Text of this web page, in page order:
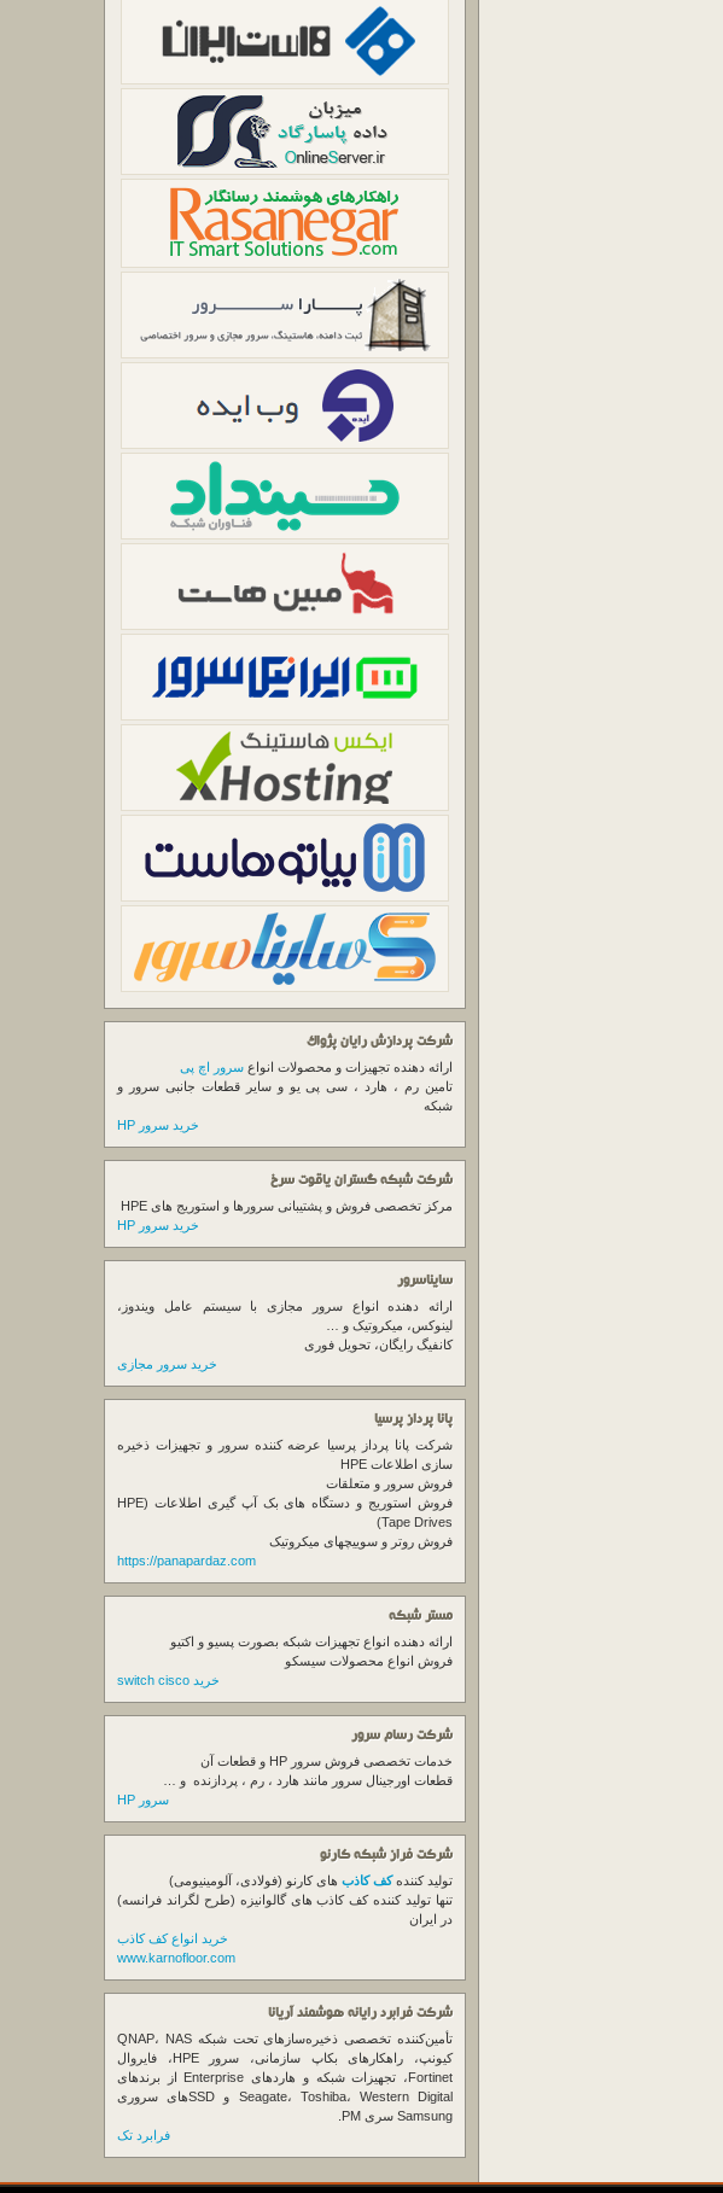
شرکت پردازش رایان پژواک
ارائه دهنده تجهیزات و محصولات انواع سرور اچ پی
تامین رم ، هارد ، سی پی یو و سایر قطعات جانبی سرور و
شبکه
خرید سرور HP
شرکت شبکه گستران یاقوت سرخ
مرکز تخصصی فروش و پشتیبانی سرورها و استوریج های HPE
خرید سرور HP
سایناسرور
ارائه دهنده انواع سرور مجازی با سیستم عامل ویندوز،
لینوکس، میکروتیک و …
کانفیگ رایگان، تحویل فوری
خرید سرور مجازی
پانا پرداز پرسیا
شرکت پانا پرداز پرسیا عرضه کننده سرور و تجهیزات ذخیره
سازی اطلاعات HPE
فروش سرور و متعلقات
فروش استوریج و دستگاه های بک آپ گیری اطلاعات (HPE
Tape Drives)
فروش روتر و سوییچهای میکروتیک
https://panapardaz.com
مستر شبکه
ارائه دهنده انواع تجهیزات شبکه بصورت پسیو و اکتیو
فروش انواع محصولات سیسکو
خرید switch cisco
شرکت رسام سرور
خدمات تخصصی فروش سرور
قطعات اورجینال سرور مانند هارد ، رم ، پردازنده و …
سرور HP
شرکت فراز شبکه کارنو
تولید کنندهکف کاذب های کارنو (فولادی، آلومینیومی)
تنها تولید کننده کف کاذب های گالوانیزه (طرح لگراند فرانسه)
در ایران
خرید انواع کف کاذب
www.karnofloor.com
شرکت فرابرد رایانه هوشمند آریانا
تأمین‌کننده تخصصی ذخیره‌سازهای تحت شبکه QNAP، NAS
کیونپ، راهکارهای بکاپ سازمانی، سرور HPE، فایروال
Fortinet، تجهیزات شبکه و هاردهای Enterprise از برندهای
Seagate، Toshiba، Western Digital و SSDهای سروری
Samsung سری PM.
فرابرد تک